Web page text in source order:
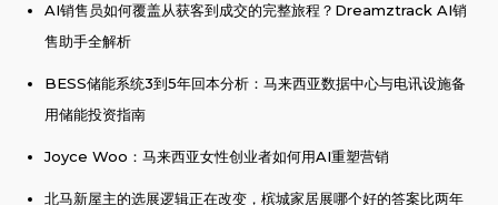
AI销售员如何覆盖从获客到成交的完整旅程？Dreamztrack AI销
售助手全解析
BESS储能系统3到5年回本分析：马来西亚数据中心与电讯设施备
用储能投资指南
Joyce Woo：马来西亚女性创业者如何用AI重塑营销
北马新屋主的选展逻辑正在改变，槟城家居展哪个好的答案比两年